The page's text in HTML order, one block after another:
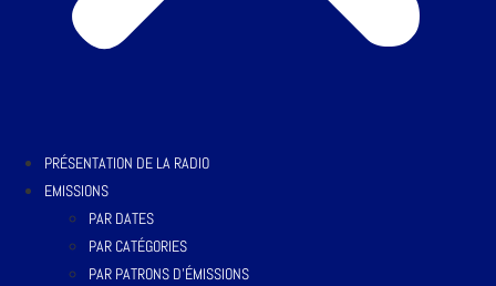
PRÉSENTATION DE LA RADIO
EMISSIONS
PAR DATES
PAR CATÉGORIES
PAR PATRONS D’ÉMISSIONS